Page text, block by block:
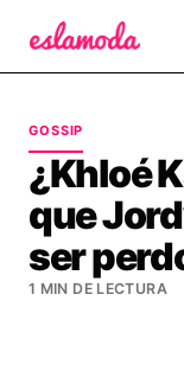
GOSSIP
¿Khloé
que
ser
1 MIN DE LECTURA